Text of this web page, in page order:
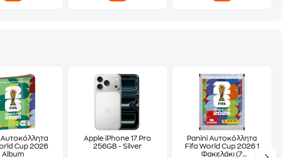
Αυτοκόλλητα
Cup 2026
Album
Apple iPhone 17 Pro
256GB - Silver
Panini Αυτοκόλλητα
Fifa World Cup 2026 1
Φακελάκι (7